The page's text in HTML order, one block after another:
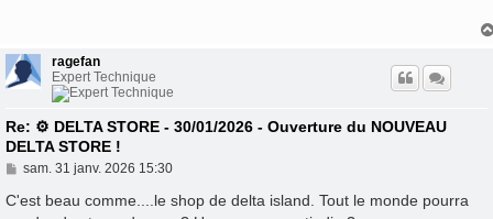
ragefan
Expert Technique
Re: ⚙️ DELTA STORE - 30/01/2026 - Ouverture du NOUVEAU
DELTA STORE !
M
s
sam. 31 janv. 2026 15:30
C'est beau comme....le shop de delta island. Tout le monde pourra